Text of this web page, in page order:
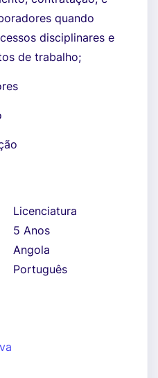
quando
disciplinares e
de trabalho;
Licenciatura
5 Anos
Angola
Português